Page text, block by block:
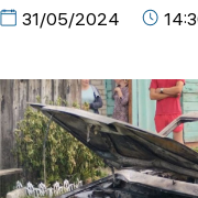
31/05/2024